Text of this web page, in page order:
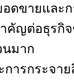
ดขายและ
คัญต่อธุร
วนมาก ช่
การกระจา